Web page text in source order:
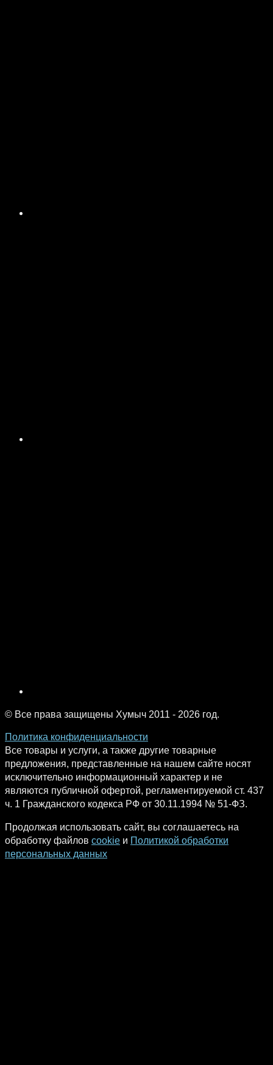
© Все права защищены Хумыч 2011 - 2026 год.
Политика конфиденциальности
Все товары и услуги, а также другие товарные
предложения, представленные на нашем сайте носят
исключительно информационный характер и не
являются публичной офертой, регламентируемой ст. 437
ч. 1 Гражданского кодекса РФ от 30.11.1994 № 51-ФЗ.
Продолжая использовать сайт, вы соглашаетесь на
обработку файлов cookie и Политикой обработки
персональных данных